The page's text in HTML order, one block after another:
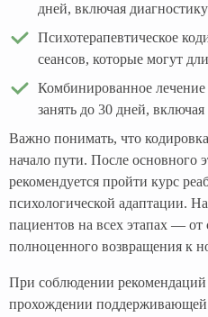
дней, включая
Психотерапевтическое
сеансов, которые могут
Комбинированное
занять до 30 дней,
Важно понимать, что
начало пути. После основного
рекомендуется пройти курс
психологической адаптации.
пациентов на всех этапах — от
полноценного возвращения к
При соблюдении рекомендаций
прохождении поддерживающей